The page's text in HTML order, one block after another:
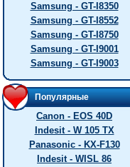
Samsung - GT-I8350
Samsung - GT-I8552
Samsung - GT-I8750
Samsung - GT-I9001
Samsung - GT-I9003
Популярные
Canon - EOS 40D
Indesit - W 105 TX
Panasonic - KX-F130
Indesit - WISL 86